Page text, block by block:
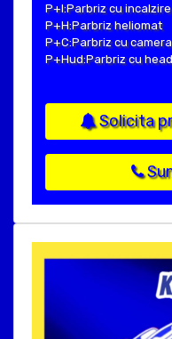
P+I:Parbriz cu incalzire
P+H:Parbriz heliomat
P+C:Parbriz cu camera
P+Hud:Parbriz cu
Solicita